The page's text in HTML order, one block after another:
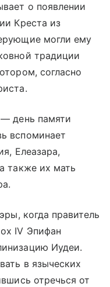
о появлении
Креста из
могли ему
традиции
согласно
день памяти
вспоминает
Елеазара,
также их мать
когда правитель
IV Эпифан
Иудеи.
в языческих
отречься от